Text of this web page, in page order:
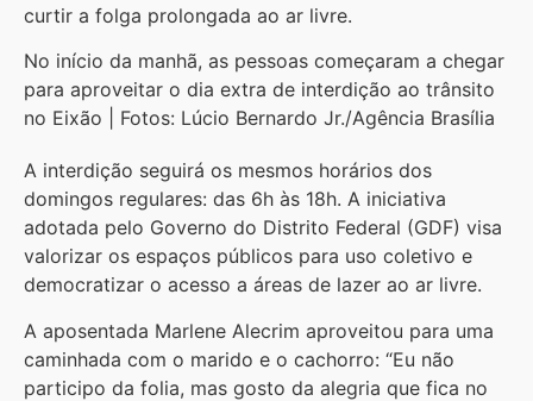
curtir a folga prolongada ao ar livre.
No início da manhã, as pessoas começaram a chegar
para aproveitar o dia extra de interdição ao trânsito
no Eixão | Fotos: Lúcio Bernardo Jr./Agência Brasília
A interdição seguirá os mesmos horários dos
domingos regulares: das 6h às 18h. A iniciativa
adotada pelo Governo do Distrito Federal (GDF) visa
valorizar os espaços públicos para uso coletivo e
democratizar o acesso a áreas de lazer ao ar livre.
A aposentada Marlene Alecrim aproveitou para uma
caminhada com o marido e o cachorro: “Eu não
participo da folia, mas gosto da alegria que fica no